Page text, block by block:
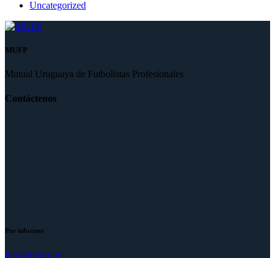
Uncategorized
MUFP
Mutual Uruguaya de Futbolistas Profesionales
Contáctenos
Por informes
info@mufp.uy